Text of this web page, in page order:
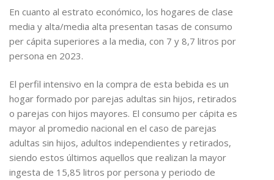
En cuanto al estrato económico, los hogares de clase
media y alta/media alta presentan tasas de consumo
per cápita superiores a la media, con 7 y 8,7 litros por
persona en 2023.
El perfil intensivo en la compra de esta bebida es un
hogar formado por parejas adultas sin hijos, retirados
o parejas con hijos mayores. El consumo per cápita es
mayor al promedio nacional en el caso de parejas
adultas sin hijos, adultos independientes y retirados,
siendo estos últimos aquellos que realizan la mayor
ingesta de 15,85 litros por persona y periodo de